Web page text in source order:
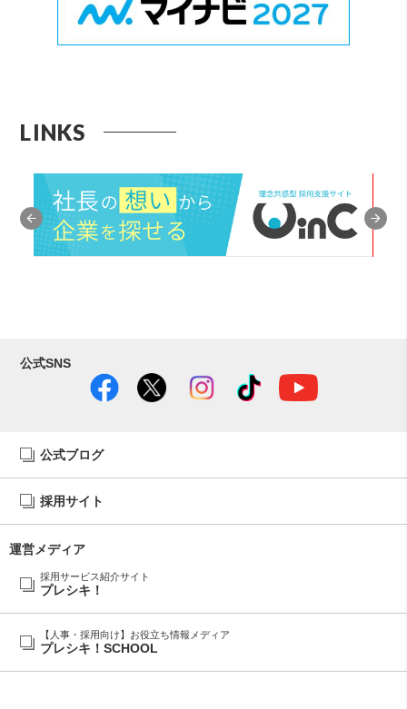
LINKS
公式SNS
公式ブログ
採用サイト
運営メディア
採用サービス紹介サイト
プレシキ！
【人事・採用向け】お役立ち情報メディア
プレシキ！SCHOOL